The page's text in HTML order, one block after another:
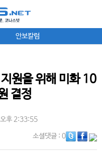
안보칼럼
원을 위해 미화 10
결정
후 2:33:55
소셜댓글: 0